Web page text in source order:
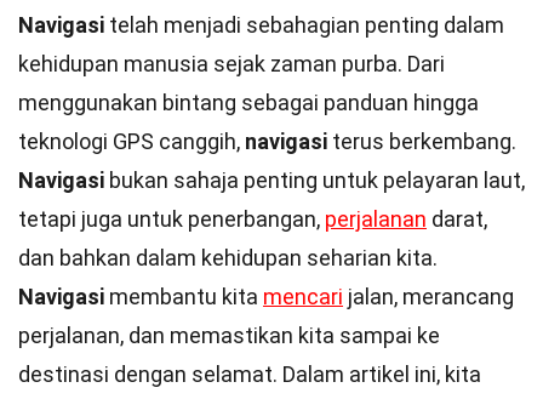
Navigasi telah menjadi sebahagian penting dalam
kehidupan manusia sejak zaman purba. Dari
menggunakan bintang sebagai panduan hingga
teknologi GPS canggih, navigasi terus berkembang.
Navigasi bukan sahaja penting untuk pelayaran laut,
tetapi juga untuk penerbangan, perjalanan darat,
dan bahkan dalam kehidupan seharian kita.
Navigasi membantu kita mencari jalan, merancang
perjalanan, dan memastikan kita sampai ke
destinasi dengan selamat. Dalam artikel ini, kita